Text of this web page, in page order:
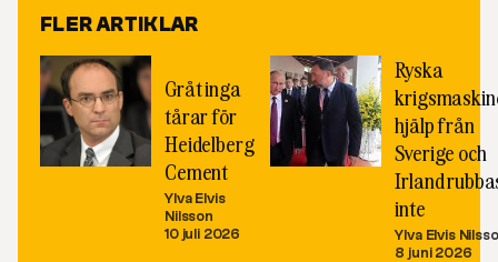
FLER ARTIKLAR
Gråt inga
tårar för
Heidelberg
Cement
Ylva Elvis
Nilsson
10 juli 2026
Ryska
hjälp från
Sverige och
Irland
inte
Ylva Elvis
8 juni 2026